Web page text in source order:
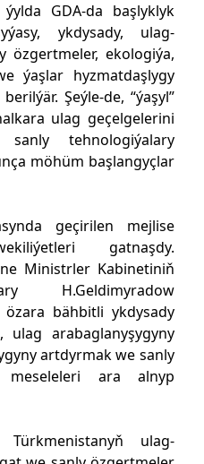
GDA-da başlyklyk
ykdysady, ulag-
özgertmeler, ekologiýa,
ýaşlar hyzmatdaşlygy
Şeýle-de, “ýaşyl”
ulag geçelgelerini
sanly tehnologiýalary
möhüm başlangyçlar
geçirilen mejlise
gatnaşdy.
Ministrler Kabinetiniň
H.Geldimyradow
bähbitli ykdysady
ulag arabaglanyşygyny
artdyrmak we sanly
meseleleri ara alnyp
Türkmenistanyň ulag-